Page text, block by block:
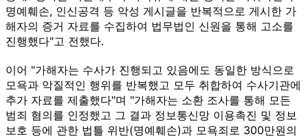
명예훼손, 인신공격 등 악성 게시글을 반복적으로 게시한 가
해자의 증거 자료를 수집하여 법무법인 신원을 통해 고소를
진행했다"고 전했다.
이어 "가해자는 수사가 진행되고 있음에도 동일한 방식으로
모욕과 악질적인 행위를 반복했고 모두 취합하여 수사기관에
추가 자료를 제출했다"며 "가해자는 소환 조사를 통해 모든
범죄 혐의를 인정했고 그 결과 정보통신망 이용촉진 및 정보
보호 등에 관한 법틀 위반(명예훼손)과 모욕죄로 300만원의